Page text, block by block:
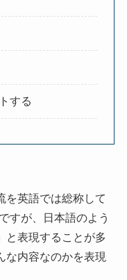
する
を英語では総称して
すが、日本語のよう
と表現することが多
な内容なのかを表現